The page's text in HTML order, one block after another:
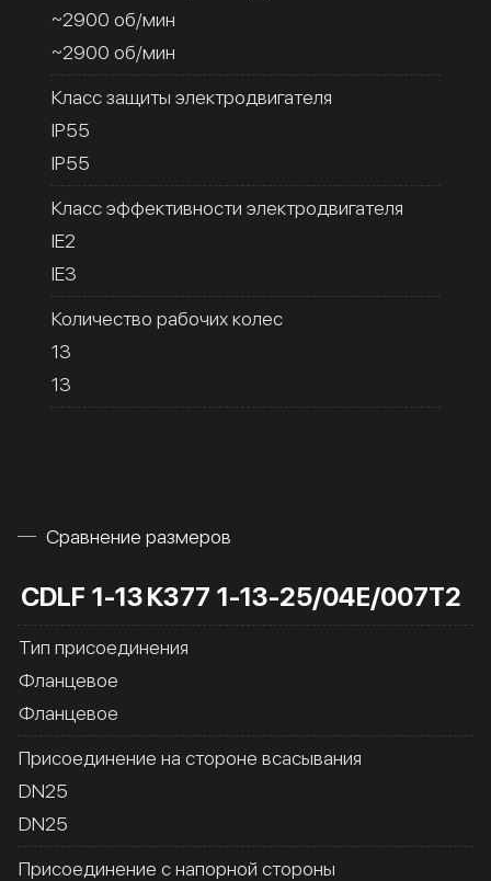
~2900 об/мин
~2900 об/мин
Класс защиты электродвигателя
IP55
IP55
Класс эффективности электродвигателя
IE2
IE3
Количество рабочих колес
13
13
Сравнение размеров
CDLF 1-13К377 1-13-25/04Е/007Т2
Тип присоединения
Фланцевое
Фланцевое
Присоединение на стороне всасывания
DN25
DN25
Присоединение с напорной стороны